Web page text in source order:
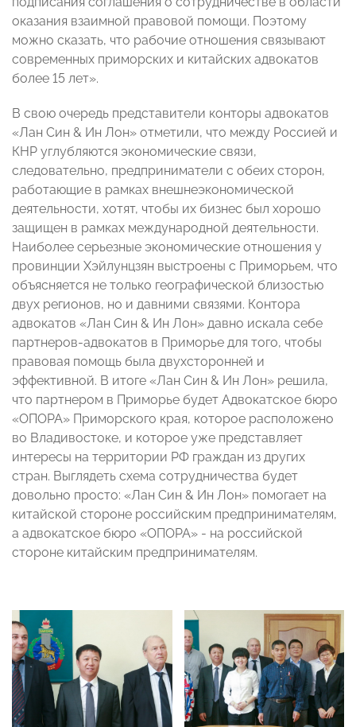
оказания взаимной правовой помощи. Поэтому
можно сказать, что рабочие отношения связывают
современных приморских и китайских адвокатов
более 15 лет».
В свою очередь представители конторы адвокатов
«Лан Син & Ин Лон» отметили, что между Россией и
КНР углубляются экономические связи,
следовательно, предприниматели с обеих сторон,
работающие в рамках внешнеэкономической
деятельности, хотят, чтобы их бизнес был хорошо
защищен в рамках международной деятельности.
Наиболее серьезные экономические отношения у
провинции Хэйлунцзян выстроены с Приморьем, что
объясняется не только географической близостью
двух регионов, но и давними связями. Контора
адвокатов «Лан Син & Ин Лон» давно искала себе
партнеров-адвокатов в Приморье для того, чтобы
правовая помощь была двухсторонней и
эффективной. В итоге «Лан Син & Ин Лон» решила,
что партнером в Приморье будет Адвокатское бюро
«ОПОРА» Приморского края, которое расположено
во Владивостоке, и которое уже представляет
интересы на территории РФ граждан из других
стран. Выглядеть схема сотрудничества будет
довольно просто: «Лан Син & Ин Лон» помогает на
китайской стороне российским предпринимателям,
а адвокатское бюро «ОПОРА» - на российской
стороне китайским предпринимателям.